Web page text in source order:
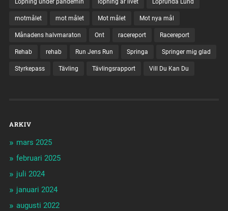
Löpning under pandemin löpning är livet Löprunda Lund
motmålet mot målet Mot målet Mot nya mål
Månadens halvmaraton Ont racereport Racereport
Rehab rehab Run Jens Run Springa Springer mig glad
Styrkepass Tävling Tävlingsrapport Vill Du Kan Du
ARKIV
mars 2025
februari 2025
juli 2024
januari 2024
augusti 2022